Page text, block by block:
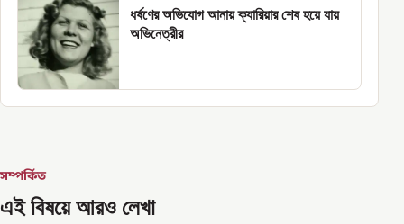
ধর্ষণের অভিযোগ আনায় ক্যারিয়ার শেষ হয়ে যায়
অভিনেত্রীর
সম্পর্কিত
এই বিষয়ে আরও লেখা